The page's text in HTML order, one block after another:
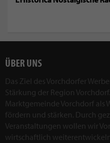
ÜBER UNS
Das Ziel des Vorchdorfer
Stärkung der Region
Marktgemeinde Vorchdorf als
fördern und stärken. Durch
Veranstaltungen wollen wir
wirtschaftlich weiterentwickeln.